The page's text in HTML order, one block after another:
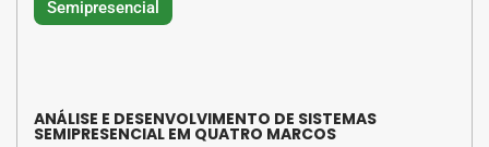
Semipresencial
ANÁLISE E DESENVOLVIMENTO DE SISTEMAS
SEMIPRESENCIAL EM QUATRO MARCOS